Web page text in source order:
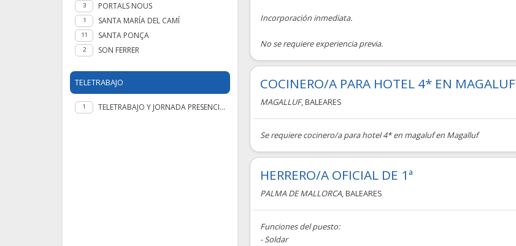
3 PORTALS NOUS
1 SANTA MARÍA DEL CAMÍ
11 SANTA PONÇA
2 SON FERRER
TELETRABAJO
1 TELETRABAJO Y JORNADA PRESENCIAL
Incorporación inmediata.
No se requiere experiencia previa.
COCINERO/A PARA HOTEL 4* EN MAGALUF
MAGALLUF, BALEARES
Se requiere cocinero/a para hotel 4* en magaluf en Magalluf
HERRERO/A OFICIAL DE 1ª
PALMA DE MALLORCA, BALEARES
Funciones del puesto:
- Soldar